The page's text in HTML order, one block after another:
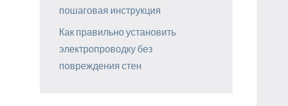
пошаговая инструкция
Как правильно установить
электропроводку без
повреждения стен